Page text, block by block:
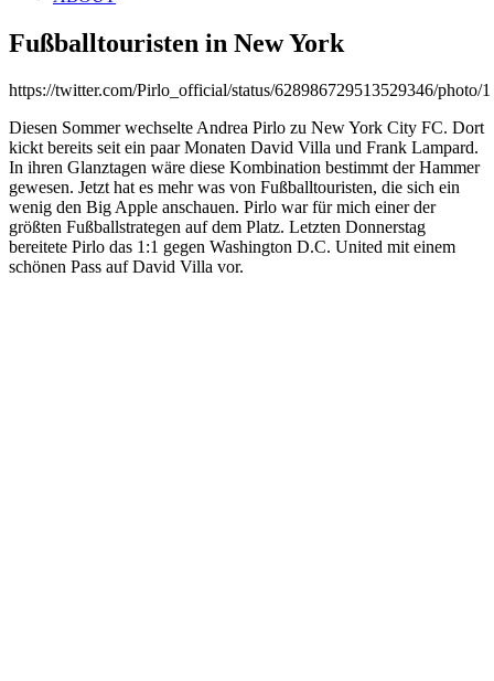
Fußballtouristen in New York
https://twitter.com/Pirlo_official/status/628986729513529346/photo/1
Diesen Sommer wechselte Andrea Pirlo zu New York City FC. Dort
kickt bereits seit ein paar Monaten David Villa und Frank Lampard.
In ihren Glanztagen wäre diese Kombination bestimmt der Hammer
gewesen. Jetzt hat es mehr was von Fußballtouristen, die sich ein
wenig den Big Apple anschauen. Pirlo war für mich einer der
größten Fußballstrategen auf dem Platz. Letzten Donnerstag
bereitete Pirlo das 1:1 gegen Washington D.C. United mit einem
schönen Pass auf David Villa vor.